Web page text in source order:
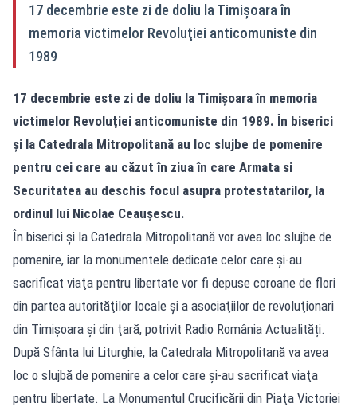
17 decembrie este zi de doliu la Timişoara în
memoria victimelor Revoluţiei anticomuniste din
1989
17 decembrie este zi de doliu la Timişoara în memoria
victimelor Revoluţiei anticomuniste din 1989. În biserici
şi la Catedrala Mitropolitană au loc slujbe de pomenire
pentru cei care au căzut în ziua în care Armata si
Securitatea au deschis focul asupra protestatarilor, la
ordinul lui Nicolae Ceaușescu.
În biserici şi la Catedrala Mitropolitană vor avea loc slujbe de
pomenire, iar la monumentele dedicate celor care şi-au
sacrificat viaţa pentru libertate vor fi depuse coroane de flori
din partea autorităţilor locale şi a asociaţiilor de revoluţionari
din Timişoara şi din ţară, potrivit Radio România Actualități.
După Sfânta lui Liturghie, la Catedrala Mitropolitană va avea
loc o slujbă de pomenire a celor care şi-au sacrificat viaţa
pentru libertate. La Monumentul Crucificării din Piaţa Victoriei